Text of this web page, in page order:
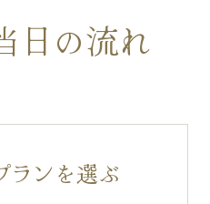
日の流れ
ランを選ぶ